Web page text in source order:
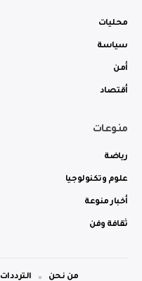
محليات
سياسة
أمن
أقتصاد
منوعات
رياضة
علوم وتكنولوجيا
أخبار منوعة
ثقافة وفن
من نحن الترددات